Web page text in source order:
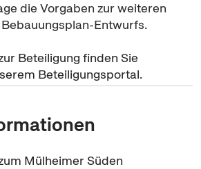
die Vorgaben zur weiteren
Entwurfs.
Beteiligung finden Sie
Beteiligungsportal.
Mülheimer Süden